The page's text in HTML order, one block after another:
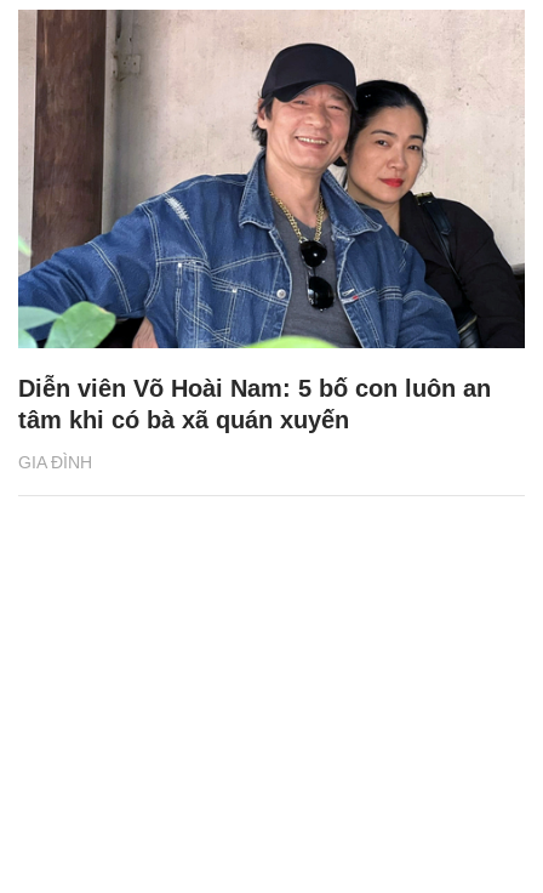
GIA ĐÌNH
Diễn viên Võ Hoài Nam: 5 bố con luôn an
tâm khi có bà xã quán xuyến